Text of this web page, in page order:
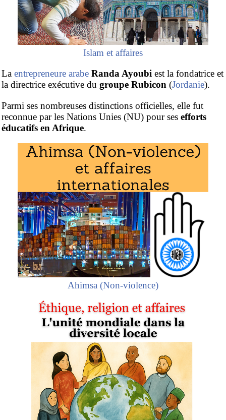
Islam et affaires
La entrepreneure arabe Randa Ayoubi est la fondatrice et
la directrice exécutive du groupe Rubicon (Jordanie).
Parmi ses nombreuses distinctions officielles, elle fut
reconnue par les Nations Unies (NU) pour ses efforts
éducatifs en Afrique.
Ahimsa (Non-violence)